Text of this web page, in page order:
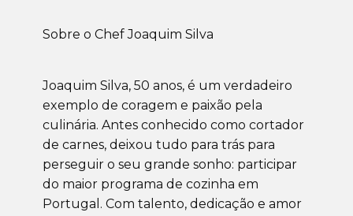
Sobre o Chef Joaquim Silva
Joaquim Silva, 50 anos, é um verdadeiro
exemplo de coragem e paixão pela
culinária. Antes conhecido como cortador
de carnes, deixou tudo para trás para
perseguir o seu grande sonho: participar
do maior programa de cozinha em
Portugal. Com talento, dedicação e amor